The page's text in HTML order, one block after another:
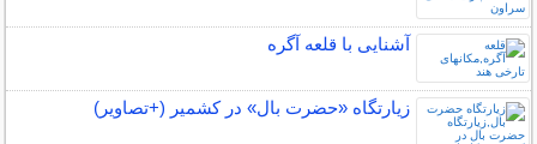
آشنایی با قلعه آگره
زیارتگاه «حضرت بال» در کشمیر (+تصاویر)